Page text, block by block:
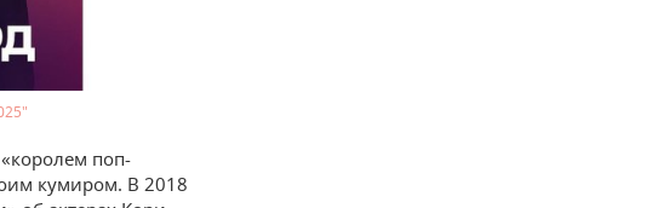
поп-
кумиром. В 2018